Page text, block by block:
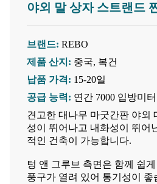
야외 말 상자 스트랜드
브랜드: REBO
제품 산지: 중국, 복건
납품 가격: 15-20일
공급 능력: 연간 7000 입방미터
견고한 대나무 마굿간판 야외
성이 뛰어나고 내화성이 뛰어
적인 건축이 가능합니다.
텅 앤 그루브 측면은 함께 쉽
풍구가 열려 있어 통기성이 좋